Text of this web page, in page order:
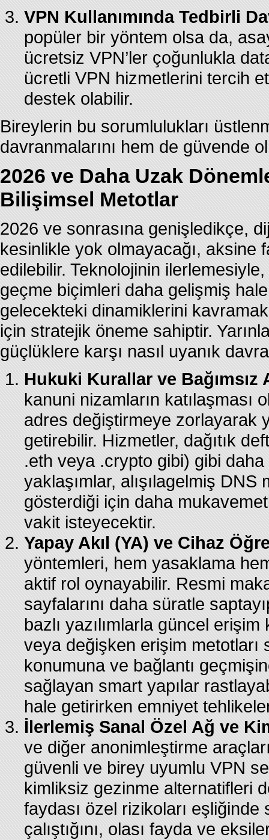
VPN Kullanımında Tedbirli
popüler bir yöntem olsa da,
ücretsiz VPN’ler çoğunlukla
ücretli VPN hizmetlerini tercih
destek olabilir.
Bireylerin bu sorumlulukları
davranmalarını hem de güvende
2026 ve Daha Uzak
Bilişimsel Metotlar
2026 ve sonrasına genişledikçe,
kesinlikle yok olmayacağı, aksine
edilebilir. Teknolojinin
geçme biçimleri daha gelişmiş
gelecekteki dinamiklerini
için stratejik öneme sahiptir.
güçlüklere karşı nasıl uyanık
Hukuki Kurallar ve
kanuni nizamların katılaşması
adres değiştirmeye zorlayarak
getirebilir. Hizmetler, dağıtık
.eth veya .crypto gibi) gibi
yaklaşımlar, alışılagelmiş
gösterdiği için daha
vakit isteyecektir.
Yapay Akıl (YA) ve Cihaz
yöntemleri, hem yasaklama
aktif rol oynayabilir. Resmi
sayfalarını daha süratle
bazlı yazılımlarla güncel
veya değişken erişim metotları
konumuna ve bağlantı
sağlayan smart yapılar
hale getirirken emniyet
İlerlemiş Sanal Özel Ağ ve
ve diğer anonimleştirme
güvenli ve birey uyumlu VPN
kimliksiz gezinme alternatifleri
faydası özel rizikoları
çalıştığını, olası fayda ve